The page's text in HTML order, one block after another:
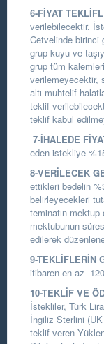
6-FİYAT
verilebilecektir.
Cetvelinde birinci
grup kuyu ve
grup tüm
verilemeyecektir,
altı muhtelif
teklif
teklif kabul
7-İHALEDE
eden istekliye
8-VERİLECEK
ettikleri bedelin
belirleyecekleri
teminatın
mektubunun
edilerek
9-TEKLİFLERİN
itibaren en az
10-TEKLİF VE
İstekliler, Türk
İngiliz Sterlini
teklif veren